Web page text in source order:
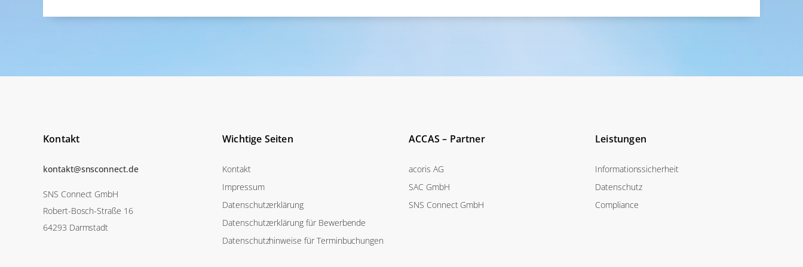
Kontakt
kontakt@snsconnect.de
SNS Connect GmbH
Robert-Bosch-Straße 16
64293 Darmstadt
Wichtige Seiten
Kontakt
Impressum
Datenschutzerklärung
Datenschutzerklärung für Bewerbende
Datenschutzhinweise für Terminbuchungen
ACCAS – Partner
acoris AG
SAC GmbH
SNS Connect GmbH
Leistungen
Informationssicherheit
Datenschutz
Compliance